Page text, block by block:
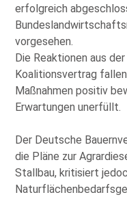
erfolgreich
vorgesehen.
Die Reaktionen aus
Koalitionsvertrag
Maßnahmen positiv
Erwartungen unerfüllt.
Der Deutsche
die Pläne zur
Stallbau, kritisiert